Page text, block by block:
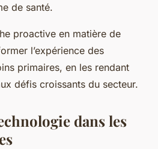
de santé.
proactive en matière de
l’expérience des
primaires, en les rendant
défis croissants du secteur.
dans les